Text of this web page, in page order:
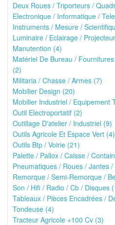
Deux Roues / Triporteurs /
Electronique / Informatique /
Instruments / Mesure /
Luminaire / Eclairage /
Manutention (4)
Matériel De Bureau /
(2)
Militaria / Chasse / Armes (7)
Mobilier Design (20)
Mobilier Industriel / Equipement
Outil Electroportatif (2)
Outillage D'atelier / Industriel (9)
Outils Agricole Et Espace Vert (4)
Outils Btp / Voirie (21)
Palette / Pallox / Caisse /
Pneumatiques / Roues / Jantes
Remorque / Semi-Remorque /
Son / Hifi / Radio / Cb / Disques
Tableaux / Pièces Encadrées /
Tondeuse (4)
Tracteur Agricole +100 Cv (3)